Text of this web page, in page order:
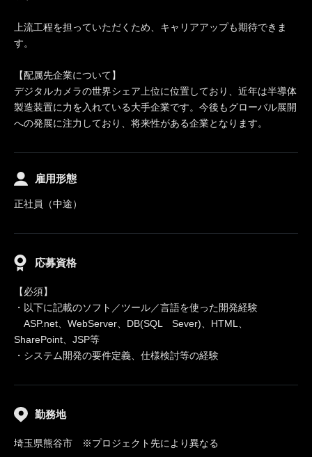
上流工程を担っていただくため、キャリアアップも期待できま
す。
【配属先企業について】
デジタルカメラの世界シェア上位に位置しており、近年は半導体
製造装置に力を入れている大手企業です。今後もグローバル展開
への発展に注力しており、将来性がある企業となります。
雇用形態
正社員（中途）
応募資格
【必須】
・以下に記載のソフト／ツール／言語を使った開発経験
ASP.net、WebServer、DB(SQL Sever)、HTML、
SharePoint、JSP等
・システム開発の要件定義、仕様検討等の経験
勤務地
埼玉県熊谷市 ※プロジェクト先により異なる